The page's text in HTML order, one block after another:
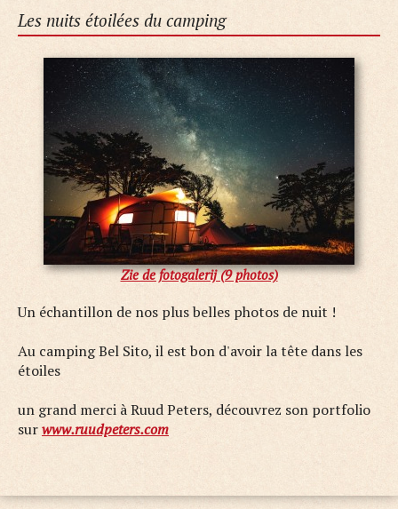
Les nuits étoilées du camping
Zie de fotogalerij (9 photos)
Un échantillon de nos plus belles photos de nuit !
Au camping Bel Sito, il est bon d'avoir la tête dans les
étoiles
un grand merci à Ruud Peters, découvrez son portfolio
surwww.ruudpeters.com